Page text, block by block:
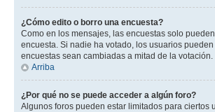
¿Cómo edito o borro una encuesta?
Como en los mensajes, las encuestas solo
encuesta. Si nadie ha votado, los usuarios
encuestas sean cambiadas a mitad de la votación.
Arriba
¿Por qué no se puede acceder a algún foro?
Algunos foros pueden estar limitados para